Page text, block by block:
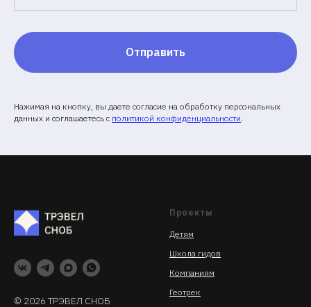
Отправить
Нажимая на кнопку, вы даете согласие на обработку персональных
данных и соглашаетесь c политикой конфиденциальности.
© 2026 ТРЭВЕЛ СНОБ
Проекты
Детям
Школа гидов
Компаниям
Геотрек